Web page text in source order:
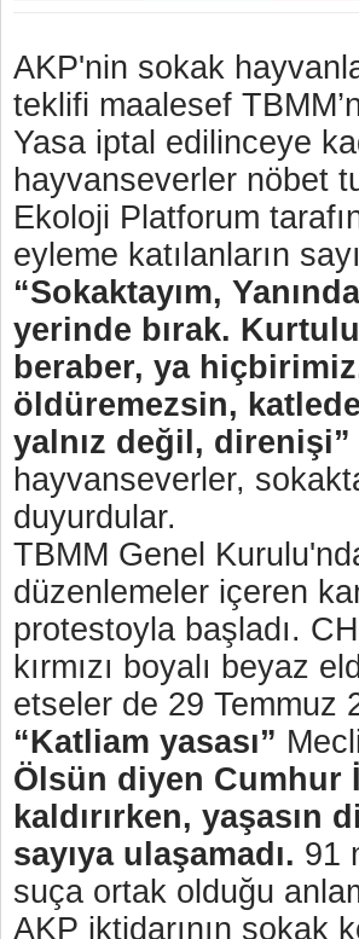
AKP'nin sokak
teklifi maalesef
Yasa iptal edilinceye
hayvanseverler nöbet
Ekoloji Platforum
eyleme katılanların
“Sokaktayım,
yerinde bırak.
beraber, ya
öldüremezsin,
yalnız değil, direnişi”
hayvanseverler,
duyurdular.
TBMM Genel
düzenlemeler içeren
protestoyla başladı.
kırmızı boyalı beyaz
etseler de 29 Temmuz
“Katliam yasası”
Ölsün diyen Cumhur
kaldırırken, yaşasın
sayıya ulaşamadı. 91
suça ortak olduğu
AKP iktidarının sokak